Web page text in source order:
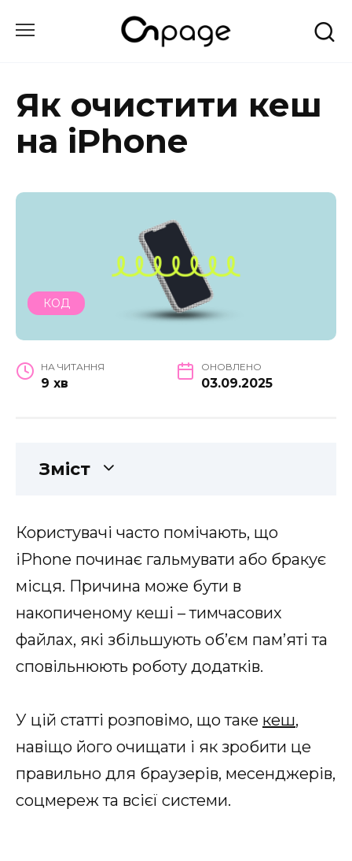
до
Як очистити кеш
на iPhone
КОД
НА ЧИТАННЯ
9 хв
ОНОВЛЕНО
03.09.2025
Зміст
Користувачі часто помічають, що
iPhone починає гальмувати або бракує
місця. Причина може бути в
накопиченому кеші – тимчасових
файлах, які збільшують об’єм пам’яті та
сповільнюють роботу додатків.
У цій статті розповімо, що таке кеш,
навіщо його очищати і як зробити це
правильно для браузерів, месенджерів,
соцмереж та всієї системи.